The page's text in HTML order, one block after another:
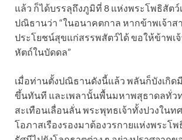
แล้ว ก็ได้บรรลุถึงภูมิที่ 8 แห่งพระโพธิสัตว์
ปณิธานว่า “ในอนาคตกาล หากข้าพเจ้าส
ประโยชน์สุขแก่สรรพสัตว์ได้ ขอให้ข้าพเ
หัตถ์ในบัดดล”
เมื่อท่านตั้งปณิธานดังนี้แล้ว พลันก็บังเกิด
ขึ้นทันที และเพลานั้นพื้นมหาพสุธาดลทั่ว
สะเทือนเลื่อนลั่น พระพุทธเจ้าทั้งปวงในท
โอภาสเรืองรองมาต้องวรกายแห่งพระโ